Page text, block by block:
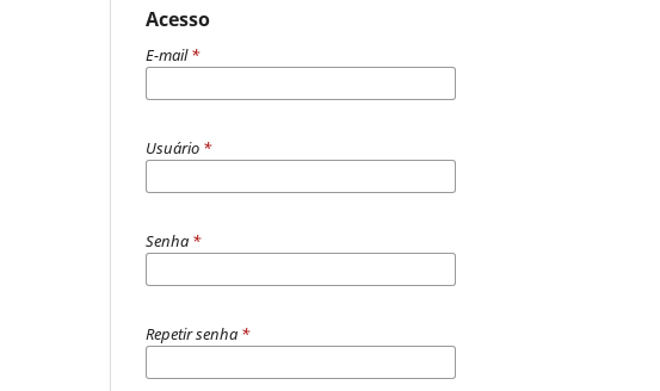
Acesso
E-mail*
Usuário *
Senha *
Repetir senha *